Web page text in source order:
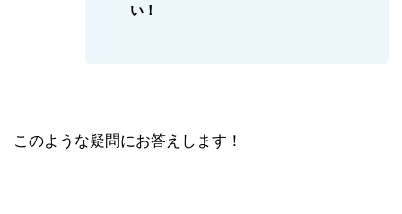
い！
このような疑問にお答えします！